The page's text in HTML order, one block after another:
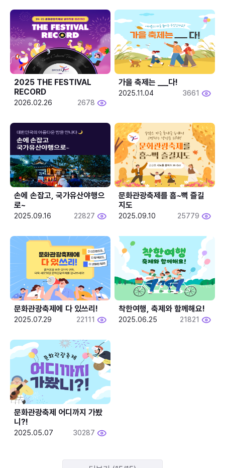
2025 THE FESTIVAL
RECORD
2026.02.26 2678
2025.11.04 3661
손에 손잡고, 국가유산야행으
로~
2025.09.16 22827
문화관광축제를 흠~뻑 즐길
지도
2025.09.10 25779
문화관광축제에 다 있쓰리!
2025.07.29 22111
착한여행, 축제와 함께해요!
2025.06.25 21821
문화관광축제 어디까지 가봤
니?!
2025.05.07 30287